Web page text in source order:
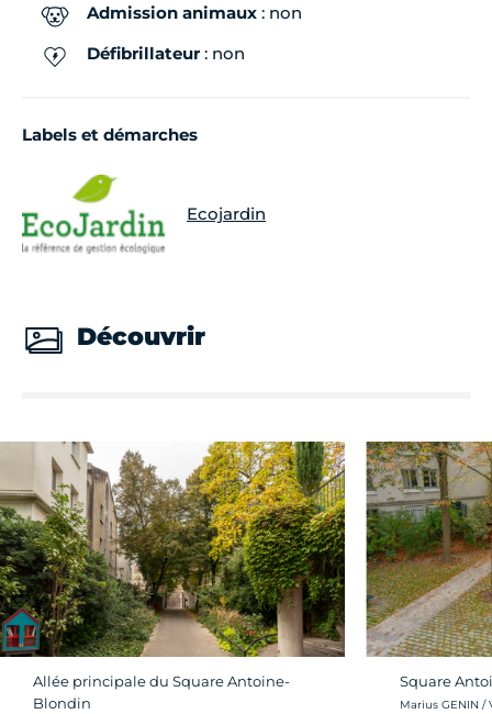
Admission animaux : non
Défibrillateur: non
Labels et démarches
Ecojardin
Découvrir
Allée principale du Square Antoine-
Blondin
Square
Crédit photo :
Marius GENIN /